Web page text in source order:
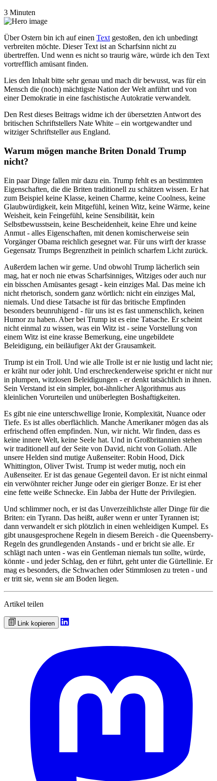
3 Minuten
Über Ostern bin ich auf einen Textgestoßen, den ich unbedingt
verbreiten möchte. Dieser Text ist an Scharfsinn nicht zu
übertreffen. Und wenn es nicht so traurig wäre, würde ich den Text
vortrefflich amüsant finden.
Lies den Inhalt bitte sehr genau und mach dir bewusst, was für ein
Mensch die (noch) mächtigste Nation der Welt anführt und von
einer Demokratie in eine faschistische Autokratie verwandelt.
Den Rest dieses Beitrags widme ich der übersetzten Antwort des
britischen Schriftstellers Nate White – ein wortgewandter und
witziger Schriftsteller aus England.
Warum mögen manche Briten Donald Trump
nicht?
Ein paar Dinge fallen mir dazu ein. Trump fehlt es an bestimmten
Eigenschaften, die die Briten traditionell zu schätzen wissen. Er hat
zum Beispiel keine Klasse, keinen Charme, keine Coolness, keine
Glaubwürdigkeit, kein Mitgefühl, keinen Witz, keine Wärme, keine
Weisheit, kein Feingefühl, keine Sensibilität, kein
Selbstbewusstsein, keine Bescheidenheit, keine Ehre und keine
Anmut - alles Eigenschaften, mit denen komischerweise sein
Vorgänger Obama reichlich gesegnet war. Für uns wirft der krasse
Gegensatz Trumps Begrenztheit in peinlich scharfem Licht zurück.
Außerdem lachen wir gerne. Und obwohl Trump lächerlich sein
mag, hat er noch nie etwas Scharfsinniges, Witziges oder auch nur
ein bisschen Amüsantes gesagt - kein einziges Mal. Das meine ich
nicht rhetorisch, sondern ganz wörtlich: nicht ein einziges Mal,
niemals. Und diese Tatsache ist für das britische Empfinden
besonders beunruhigend - für uns ist es fast unmenschlich, keinen
Humor zu haben. Aber bei Trump ist es eine Tatsache. Er scheint
nicht einmal zu wissen, was ein Witz ist - seine Vorstellung von
einem Witz ist eine krasse Bemerkung, eine ungebildete
Beleidigung, ein beiläufiger Akt der Grausamkeit.
Trump ist ein Troll. Und wie alle Trolle ist er nie lustig und lacht nie;
er kräht nur oder johlt. Und erschreckenderweise spricht er nicht nur
in plumpen, witzlosen Beleidigungen - er denkt tatsächlich in ihnen.
Sein Verstand ist ein simpler, bot-ähnlicher Algorithmus aus
kleinlichen Vorurteilen und unüberlegten Boshaftigkeiten.
Es gibt nie eine unterschwellige Ironie, Komplexität, Nuance oder
Tiefe. Es ist alles oberflächlich. Manche Amerikaner mögen das als
erfrischend offen empfinden. Nun, wir nicht. Wir finden, dass es
keine innere Welt, keine Seele hat. Und in Großbritannien stehen
wir traditionell auf der Seite von David, nicht von Goliath. Alle
unsere Helden sind mutige Außenseiter: Robin Hood, Dick
Whittington, Oliver Twist. Trump ist weder mutig, noch ein
Außenseiter. Er ist das genaue Gegenteil davon. Er ist nicht einmal
ein verwöhnter reicher Junge oder ein gieriger Bonze. Er ist eher
eine fette weiße Schnecke. Ein Jabba der Hutte der Privilegien.
Und schlimmer noch, er ist das Unverzeihlichste aller Dinge für die
Briten: ein Tyrann. Das heißt, außer wenn er unter Tyrannen ist;
dann verwandelt er sich plötzlich in einen wehleidigen Kumpel. Es
gibt unausgesprochene Regeln in diesem Bereich - die Queensberry-
Regeln des grundlegenden Anstands - und er bricht sie alle. Er
schlägt nach unten - was ein Gentleman niemals tun sollte, würde,
könnte - und jeder Schlag, den er führt, geht unter die Gürtellinie. Er
mag es besonders, die Schwachen oder Stimmlosen zu treten - und
er tritt sie, wenn sie am Boden liegen.
Artikel teilen
Link kopieren